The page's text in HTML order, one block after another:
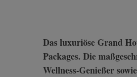
Das luxuriöse Grand Hotel Park in Gstaad eröffnet den Schweizer Sommer mit exklusiven
Packages. Die
Wellness-Genießer